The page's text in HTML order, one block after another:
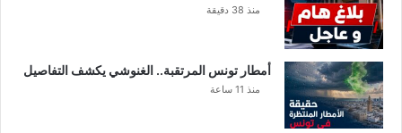
منذ 38 دقيقة
أمطار تونس المرتقبة.. الغنوشي يكشف التفاصيل
منذ 11 ساعة